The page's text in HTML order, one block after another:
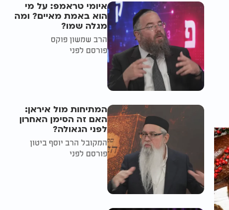
איומי טראמפ: על מי
הוא באמת מאיים? ומה
מגלה שמו?
הרב שמשון פוקס
פורסם לפני
המתיחות מול איראן:
האם זה הסימן האחרון
לפני הגאולה?
המקובל הרב יוסף ביטון
פורסם לפני